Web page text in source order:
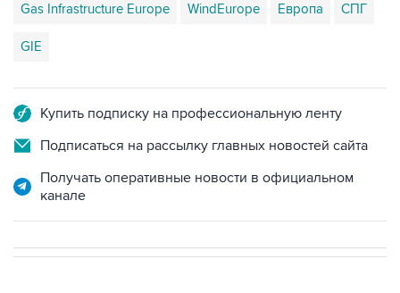
Gas Infrastructure Europe WindEurope Европа СПГ
GIE
Купить подписку на профессиональную ленту
Подписаться на рассылку главных новостей сайта
Получать оперативные новости в официальном
канале